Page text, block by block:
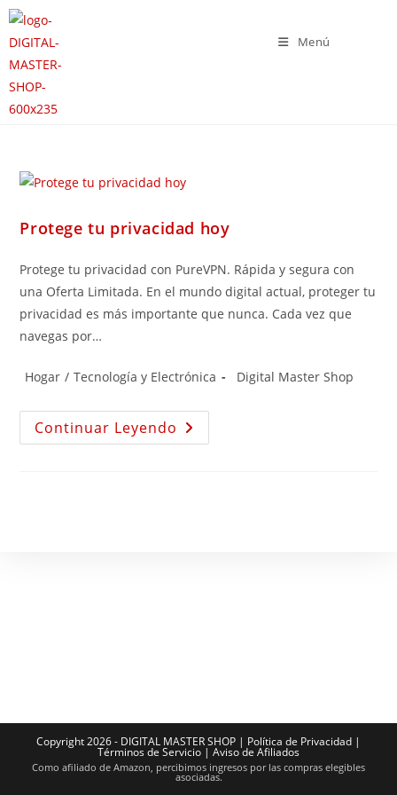
Menú
Protege tu privacidad hoy
Protege tu privacidad con PureVPN. Rápida y segura con
una Oferta Limitada. En el mundo digital actual, proteger tu
privacidad es más importante que nunca. Cada vez que
navegas por…
Hogar / Tecnología y Electrónica Digital Master Shop
Continuar Leyendo
Copyright 2026 - DIGITAL MASTER SHOP | Política de Privacidad |
Términos de Servicio | Aviso de Afiliados
Como afiliado de Amazon, percibimos ingresos por las compras elegibles
asociadas.